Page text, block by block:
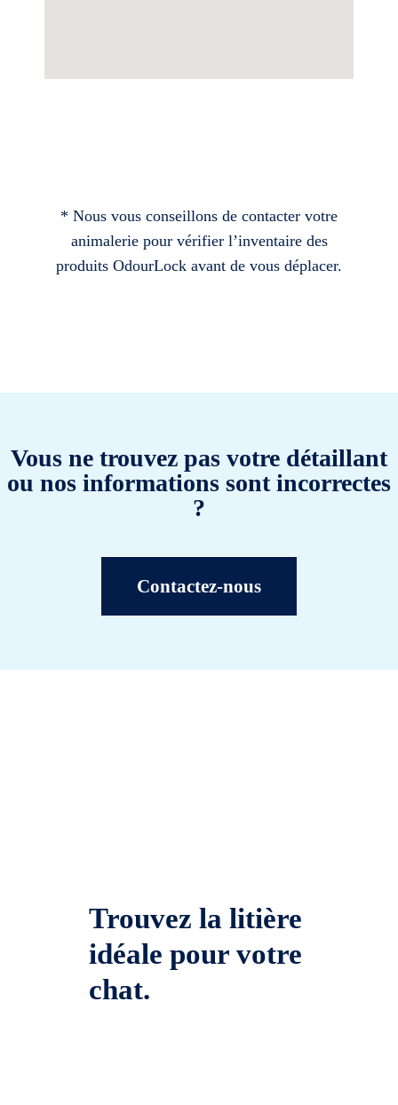
* Nous vous conseillons de contacter votre
animalerie pour vérifier l’inventaire des
produits OdourLock avant de vous déplacer.
Vous ne trouvez pas votre détaillant
ou nos informations sont incorrectes
?
Contactez-nous
Trouvez la litière
idéale pour votre
chat.